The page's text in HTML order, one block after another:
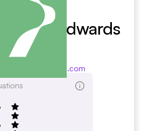
And Edwards
Ps